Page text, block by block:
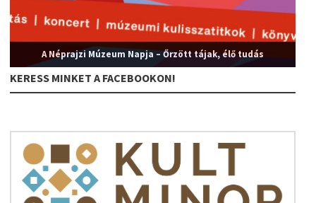
A Néprajzi Múzeum Napja – Őrzött tájak, élő tudás
KERESS MINKET A FACEBOOKON!